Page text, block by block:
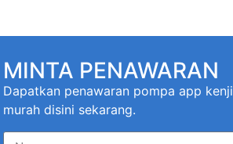
MINTA PENAWARAN
Dapatkan penawaran pompa app kenji
murah disini sekarang.